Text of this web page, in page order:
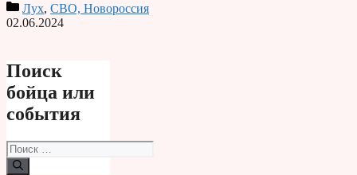
PrintЛух, СВО, Новороссия
02.06.2024
Поиск
бойца или
события
Поиск: